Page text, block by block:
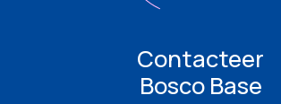
Contacteer
Bosco Base